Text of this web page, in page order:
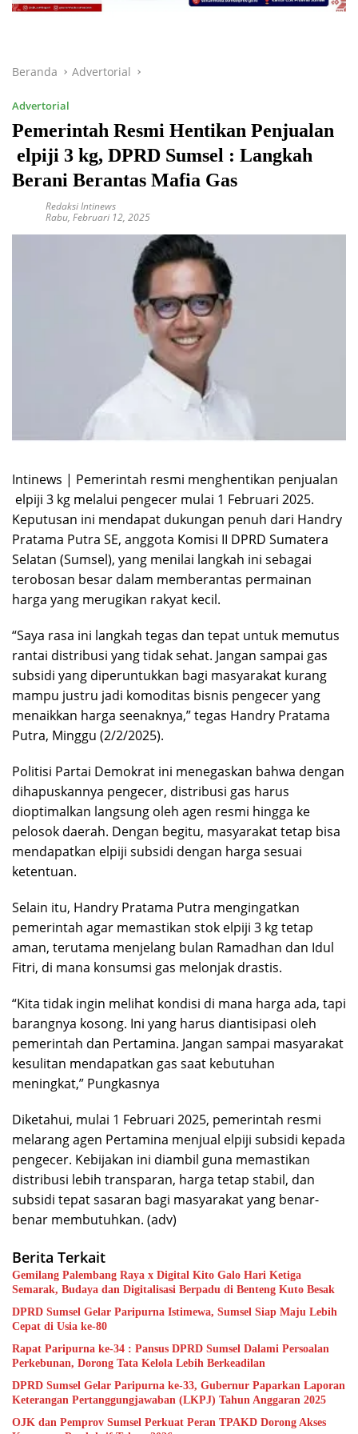
Beranda Advertorial
Advertorial
Pemerintah Resmi Hentikan Penjualan
elpiji 3 kg, DPRD Sumsel : Langkah
Berani Berantas Mafia Gas
Redaksi Intinews
Rabu, Februari 12, 2025
Intinews | Pemerintah resmi menghentikan penjualan
elpiji 3 kg melalui pengecer mulai 1 Februari 2025.
Keputusan ini mendapat dukungan penuh dari Handry
Pratama Putra SE, anggota Komisi II DPRD Sumatera
Selatan (Sumsel), yang menilai langkah ini sebagai
terobosan besar dalam memberantas permainan
harga yang merugikan rakyat kecil.
“Saya rasa ini langkah tegas dan tepat untuk memutus
rantai distribusi yang tidak sehat. Jangan sampai gas
subsidi yang diperuntukkan bagi masyarakat kurang
mampu justru jadi komoditas bisnis pengecer yang
menaikkan harga seenaknya,” tegas Handry Pratama
Putra, Minggu (2/2/2025).
Politisi Partai Demokrat ini menegaskan bahwa dengan
dihapuskannya pengecer, distribusi gas harus
dioptimalkan langsung oleh agen resmi hingga ke
pelosok daerah. Dengan begitu, masyarakat tetap bisa
mendapatkan elpiji subsidi dengan harga sesuai
ketentuan.
Selain itu, Handry Pratama Putra mengingatkan
pemerintah agar memastikan stok elpiji 3 kg tetap
aman, terutama menjelang bulan Ramadhan dan Idul
Fitri, di mana konsumsi gas melonjak drastis.
“Kita tidak ingin melihat kondisi di mana harga ada, tapi
barangnya kosong. Ini yang harus diantisipasi oleh
pemerintah dan Pertamina. Jangan sampai masyarakat
kesulitan mendapatkan gas saat kebutuhan
meningkat,” Pungkasnya
Diketahui, mulai 1 Februari 2025, pemerintah resmi
melarang agen Pertamina menjual elpiji subsidi kepada
pengecer. Kebijakan ini diambil guna memastikan
distribusi lebih transparan, harga tetap stabil, dan
subsidi tepat sasaran bagi masyarakat yang benar-
benar membutuhkan. (adv)
Berita Terkait
Gemilang Palembang Raya x Digital Kito Galo Hari Ketiga
Semarak, Budaya dan Digitalisasi Berpadu di Benteng Kuto Besak
DPRD Sumsel Gelar Paripurna Istimewa, Sumsel Siap Maju Lebih
Cepat di Usia ke-80
Rapat Paripurna ke-34 : Pansus DPRD Sumsel Dalami Persoalan
Perkebunan, Dorong Tata Kelola Lebih Berkeadilan
DPRD Sumsel Gelar Paripurna ke-33, Gubernur Paparkan Laporan
Keterangan Pertanggungjawaban (LKPJ) Tahun Anggaran 2025
OJK dan Pemprov Sumsel Perkuat Peran TPAKD Dorong Akses